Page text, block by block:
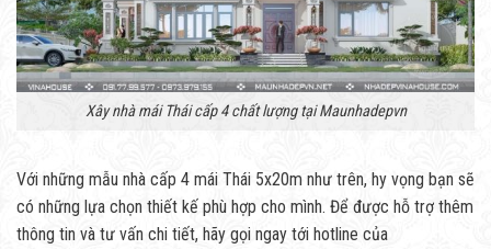
Xây nhà mái Thái cấp 4 chất lượng tại Maunhadepvn
Với những mẫu nhà cấp 4 mái Thái 5x20m như trên, hy vọng bạn sẽ
có những lựa chọn thiết kế phù hợp cho mình. Để được hỗ trợ thêm
thông tin và tư vấn chi tiết, hãy gọi ngay tới hotline của